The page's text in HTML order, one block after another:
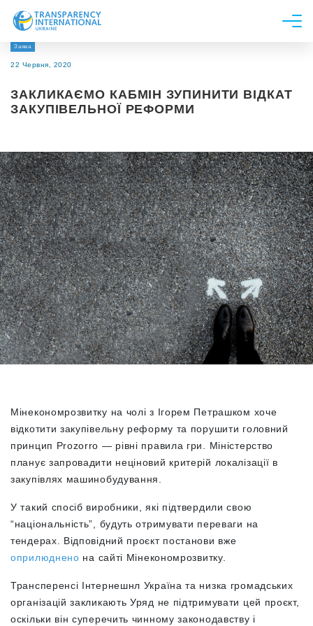
Про нас
Дослідження
Долучитися
Заява
22 Червня, 2020
ЗАКЛИКАЄМО КАБМІН ЗУПИНИТИ ВІДКАТ
ЗАКУПІВЕЛЬНОЇ РЕФОРМИ
Мінекономрозвитку на чолі з Ігорем Петрашком хоче
відкотити закупівельну реформу та порушити головний
принцип Prozorro — рівні правила гри. Міністерство
планує запровадити неціновий критерій локалізації в
закупівлях машинобудування.
У такий спосіб виробники, які підтвердили свою
“національність”, будуть отримувати переваги на
тендерах. Відповідний проєкт постанови вже
оприлюднено на сайті Мінекономрозвитку.
Трансперенсі Інтернешнл Україна та низка громадських
організацій закликають Уряд не підтримувати цей проєкт,
оскільки він суперечить чинному законодавству і